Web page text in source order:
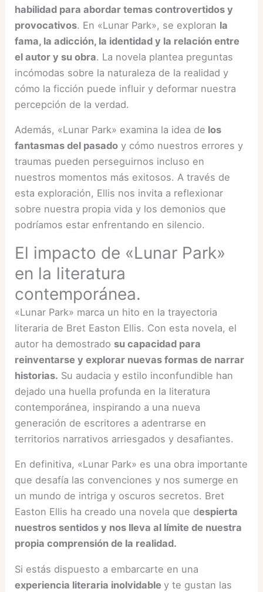
habilidad para abordar temas controvertidos y
provocativos. En «Lunar Park», se exploran la
fama, la adicción, la identidad y la relación entre
el autor y su obra. La novela plantea preguntas
incómodas sobre la naturaleza de la realidad y
cómo la ficción puede influir y deformar nuestra
percepción de la verdad.
Además, «Lunar Park» examina la idea de los
fantasmas del pasado y cómo nuestros errores y
traumas pueden perseguirnos incluso en
nuestros momentos más exitosos. A través de
esta exploración, Ellis nos invita a reflexionar
sobre nuestra propia vida y los demonios que
podríamos estar enfrentando en silencio.
El impacto de «Lunar Park»
en la literatura
contemporánea.
«Lunar Park» marca un hito en la trayectoria
literaria de Bret Easton Ellis. Con esta novela, el
autor ha demostrado su capacidad para
reinventarse y explorar nuevas formas de narrar
historias. Su audacia y estilo inconfundible han
dejado una huella profunda en la literatura
contemporánea, inspirando a una nueva
generación de escritores a adentrarse en
territorios narrativos arriesgados y desafiantes.
En definitiva, «Lunar Park» es una obra importante
que desafía las convenciones y nos sumerge en
un mundo de intriga y oscuros secretos. Bret
Easton Ellis ha creado una novela que despierta
nuestros sentidos y nos lleva al límite de nuestra
propia comprensión de la realidad.
Si estás dispuesto a embarcarte en una
experiencia literaria inolvidabley te gustan las